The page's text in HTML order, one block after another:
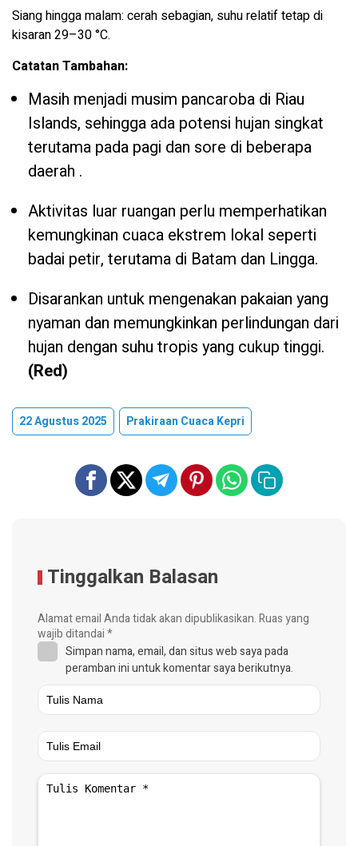
Siang hingga malam: cerah sebagian, suhu relatif tetap di
kisaran 29–30 °C.
Catatan Tambahan:
Masih menjadi musim pancaroba di Riau
Islands, sehingga ada potensi hujan singkat
terutama pada pagi dan sore di beberapa
daerah .
Aktivitas luar ruangan perlu memperhatikan
kemungkinan cuaca ekstrem lokal seperti
badai petir, terutama di Batam dan Lingga.
Disarankan untuk mengenakan pakaian yang
nyaman dan memungkinkan perlindungan dari
hujan dengan suhu tropis yang cukup tinggi.
(Red)
22 Agustus 2025 Prakiraan Cuaca Kepri
Tinggalkan Balasan
Alamat email Anda tidak akan dipublikasikan.Ruas yang
wajib ditandai*
Simpan nama, email, dan situs web saya pada
peramban ini untuk komentar saya berikutnya.